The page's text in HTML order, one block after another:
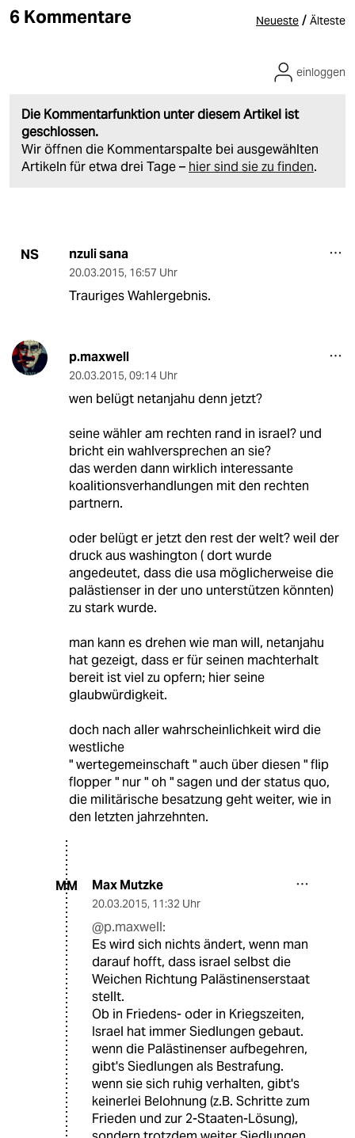
6 Kommentare Neueste / Älteste
Die Kommentarfunktion unter diesem Artikel ist
geschlossen.
Wir öffnen die Kommentarspalte bei ausgewählten
Artikeln für etwa drei Tage – hier sind sie zu finden.
einloggen
NS nzuli sana
20.03.2015, 16:57 Uhr
Trauriges Wahlergebnis.
p.maxwell
20.03.2015, 09:14 Uhr
wen belügt netanjahu denn jetzt?
seine wähler am rechten rand in israel? und
bricht ein wahlversprechen an sie?
das werden dann wirklich interessante
koalitionsverhandlungen mit den rechten
partnern.
oder belügt er jetzt den rest der welt? weil der
druck aus washington ( dort wurde
angedeutet, dass die usa möglicherweise die
palästienser in der uno unterstützen könnten)
zu stark wurde.
man kann es drehen wie man will, netanjahu
hat gezeigt, dass er für seinen machterhalt
bereit ist viel zu opfern; hier seine
glaubwürdigkeit.
doch nach aller wahrscheinlichkeit wird die
westliche
" wertegemeinschaft " auch über diesen " flip
flopper " nur " oh " sagen und der status quo,
die militärische besatzung geht weiter, wie in
den letzten jahrzehnten.
MM Max Mutzke
20.03.2015, 11:32 Uhr
@p.maxwell:
Es wird sich nichts ändert, wenn man
darauf hofft, dass israel selbst die
Weichen Richtung Palästinenserstaat
stellt.
Ob in Friedens- oder in Kriegszeiten,
Israel hat immer Siedlungen gebaut.
wenn die Palästinenser aufbegehren,
gibt's Siedlungen als Bestrafung.
wenn sie sich ruhig verhalten, gibt's
keinerlei Belohnung (z.B. Schritte zum
Frieden und zur 2-Staaten-Lösung),